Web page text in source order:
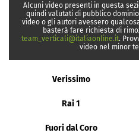
Alcuni video presenti in questa
quindi valutati di pubblico
video o gli autori avessero
basterà fare richiesta di
team_verticali@italiaonline.it.
video nel minor
Verissimo
Rai 1
Fuori dal Coro